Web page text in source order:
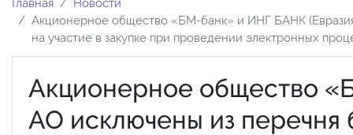
Главная
Новости
Акционерное общество «БМ-банк» и ИНГ БАНК
на участие в закупке при проведении электронных
Акционерное общество
АО исключены из перечня